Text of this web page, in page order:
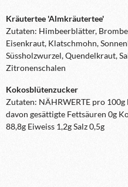
Kräutertee 'Almkräutertee'
Zutaten: Himbeerblätter,
Eisenkraut, Klatschmohn,
Süssholzwurzel, Quendelkraut,
Zitronenschalen
Kokosblütenzucker
Zutaten: NÄHRWERTE pro
davon gesättigte Fettsäuren 0g
88,8g Eiweiss 1,2g Salz 0,5g